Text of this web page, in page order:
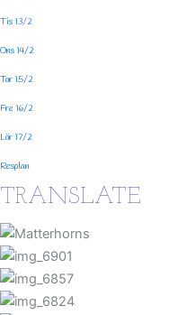
Tis 13/2
Ons 14/2
Tor 15/2
Fre 16/2
Lör 17/2
Resplan
TRANSLATE